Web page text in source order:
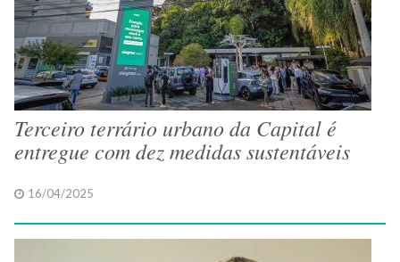
Terceiro terrário urbano da Capital é
entregue com dez medidas sustentáveis
16/04/2025